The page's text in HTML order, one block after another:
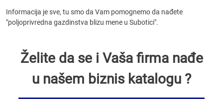
Informacija je sve, tu smo da Vam pomognemo da nađete
"poljoprivredna gazdinstva blizu mene u Subotici".
Želite da se i Vaša firma nađe
u našem biznis katalogu ?